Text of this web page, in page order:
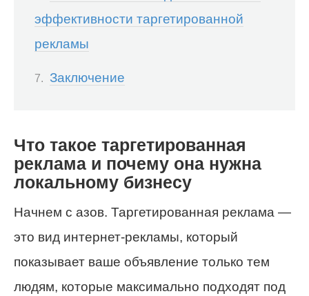
эффективности таргетированной
рекламы
Заключение
Что такое таргетированная
реклама и почему она нужна
локальному бизнесу
Начнем с азов. Таргетированная реклама —
это вид интернет-рекламы, который
показывает ваше объявление только тем
людям, которые максимально подходят под